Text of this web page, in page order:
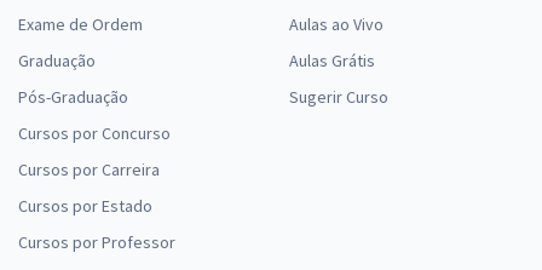
Exame de Ordem
Graduação
Pós-Graduação
Cursos por Concurso
Cursos por Carreira
Cursos por Estado
Cursos por Professor
Aulas ao Vivo
Aulas Grátis
Sugerir Curso